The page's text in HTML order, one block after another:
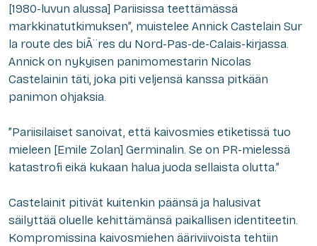
[1980-luvun alussa] Pariisissa teettämässä
markkinatutkimuksen”, muistelee Annick Castelain Sur
la route des biÃ¨res du Nord-Pas-de-Calais-kirjassa.
Annick on nykyisen panimomestarin Nicolas
Castelainin täti, joka piti veljensä kanssa pitkään
panimon ohjaksia.
”Pariisilaiset sanoivat, että kaivosmies etiketissä tuo
mieleen [Emile Zolan] Germinalin. Se on PR-mielessä
katastrofi eikä kukaan halua juoda sellaista olutta.”
Castelainit pitivät kuitenkin päänsä ja halusivat
säilyttää oluelle kehittämänsä paikallisen identiteetin.
Kompromissina kaivosmiehen ääriviivoista tehtiin